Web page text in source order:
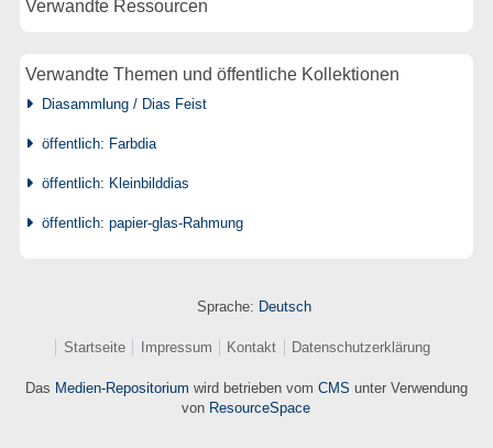
Verwandte Ressourcen
Verwandte Themen und öffentliche Kollektionen
Diasammlung / Dias Feist
öffentlich: Farbdia
öffentlich: Kleinbilddias
öffentlich: papier-glas-Rahmung
Sprache: Deutsch
Startseite Impressum Kontakt Datenschutzerklärung
Das Medien-Repositorium wird betrieben vom CMS unter Verwendung
von ResourceSpace